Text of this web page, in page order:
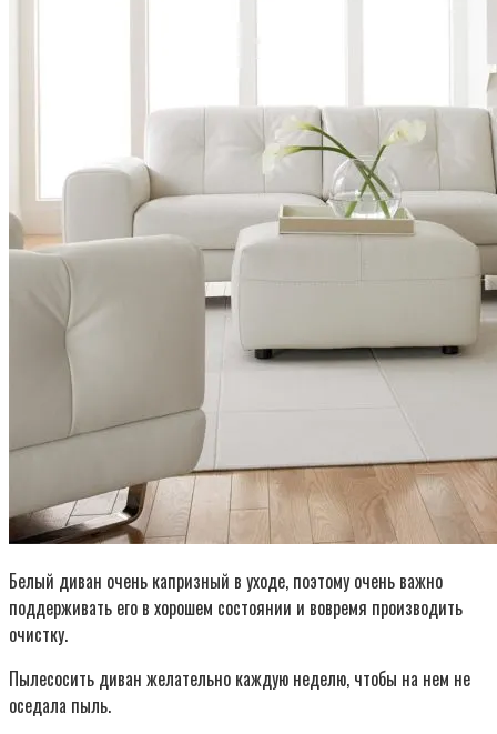
Белый диван очень капризный в уходе, поэтому очень важно
поддерживать его в хорошем состоянии и вовремя производить
очистку.
Пылесосить диван желательно каждую неделю, чтобы на нем не
оседала пыль.